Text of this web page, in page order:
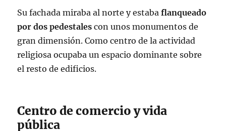
Su fachada miraba al norte y estabaflanqueado
por dos pedestales con unos monumentos de
gran dimensión. Como centro de la actividad
religiosa ocupaba un espacio dominante sobre
el resto de edificios.
Centro de comercio y vida
pública